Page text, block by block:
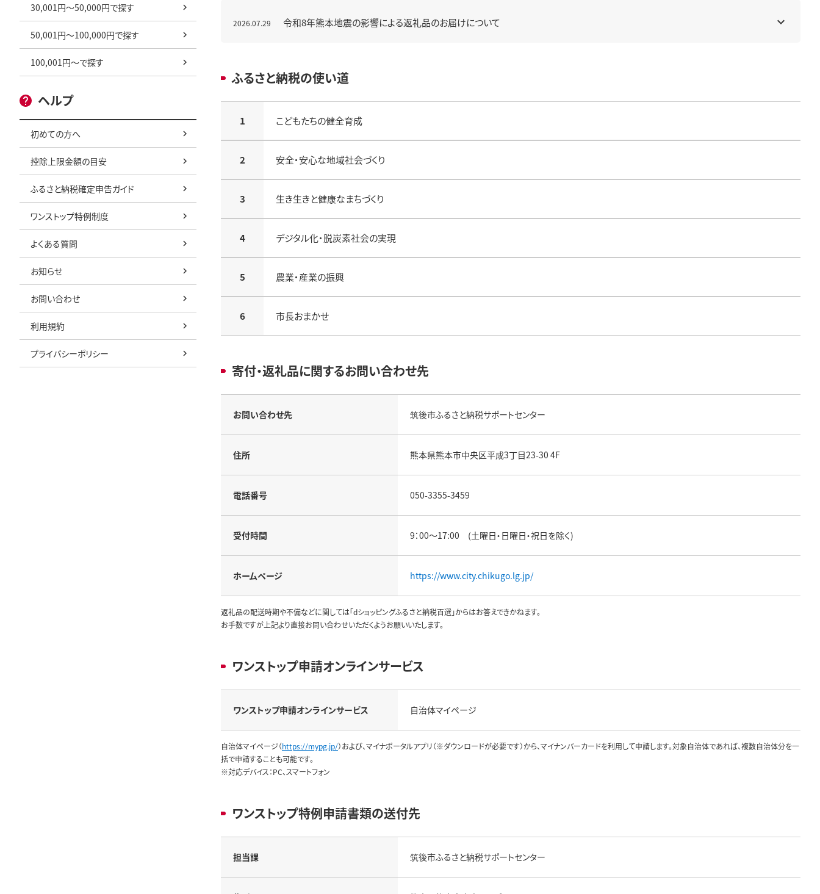
30,001円～50,000円で探す
50,001円～100,000円で探す
100,001円～で探す
ヘルプ
初めての方へ
控除上限金額の目安
ふるさと納税確定申告ガイド
ワンストップ特例制度
よくある質問
お知らせ
お問い合わせ
利用規約
プライバシーポリシー
2026.07.29 令和8年熊本地震の影響による返礼品のお届けについて
ふるさと納税の使い道
1 こどもたちの健全育成
2 安全・安心な地域社会づくり
3 生き生きと健康なまちづくり
4 デジタル化・脱炭素社会の実現
5 農業・産業の振興
6 市長おまかせ
寄付・返礼品に関するお問い合わせ先
お問い合わせ先 筑後市ふるさと納税サポートセンター
住所 熊本県熊本市中央区平成3丁目23-30 4F
電話番号 050-3355-3459
受付時間 9：00～17:00 (土曜日・日曜日・祝日を除く)
ホームページ https://www.city.chikugo.lg.jp/
返礼品の配送時期や不備などに関しては「dショッピングふるさと納税百選」からはお答えできかねます。
お手数ですが上記より直接お問い合わせいただくようお願いいたします。
ワンストップ申請オンラインサービス
ワンストップ申請オンラインサービス 自治体マイページ
自治体マイページ（https://mypg.jp/）および、マイナポータルアプリ（※ダウンロードが必要です）から、マイナンバーカードを利用して申請します。対象自治体であれば、複数自治体分を一
括で申請することも可能です。
※対応デバイス：PC、スマートフォン
ワンストップ特例申請書類の送付先
担当課 筑後市ふるさと納税サポートセンター